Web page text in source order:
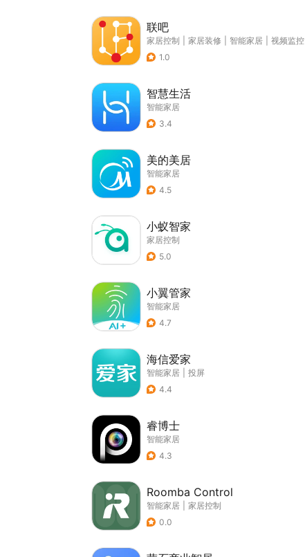
联吧
家居控制 家居装修 智能家居
视频监控
1.0
智慧生活
智能家居
3.4
美的美居
智能家居
4.5
小蚁智家
家居控制
5.0
小翼管家
智能家居
4.7
海信爱家
智能家居
投屏
4.4
睿博士
智能家居
4.3
Roomba Control
智能家居
家居控制
0.0